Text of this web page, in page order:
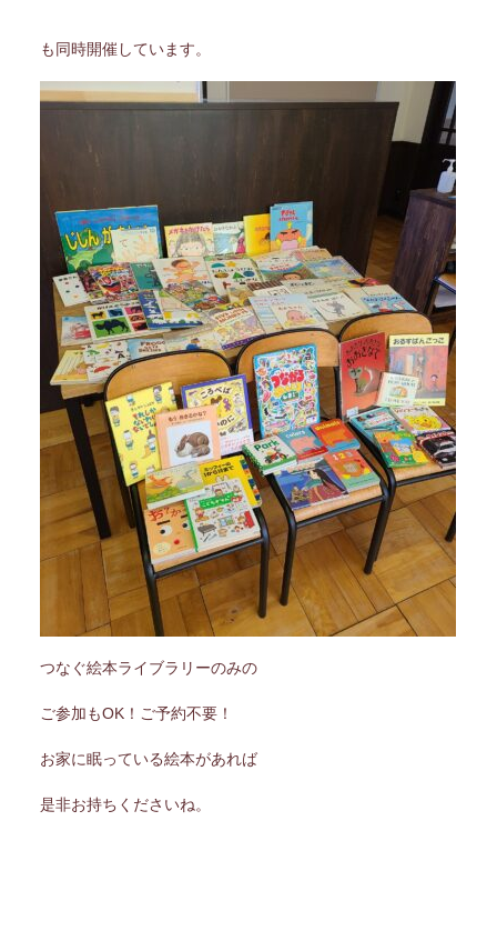
も同時開催しています。
つなぐ絵本ライブラリーのみの
ご参加もOK！ご予約不要！
お家に眠っている絵本があれば
是非お持ちくださいね。